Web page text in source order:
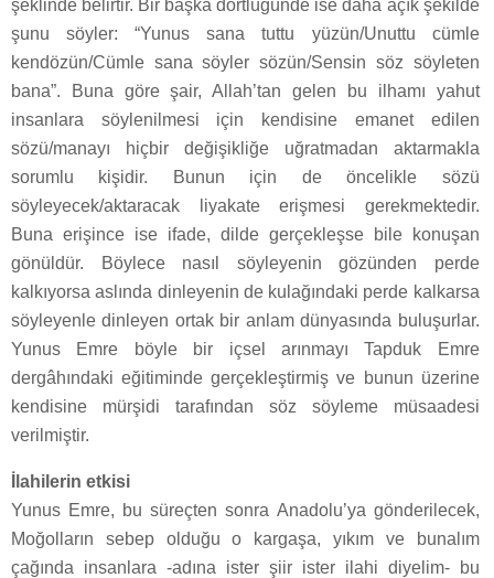
şeklinde belirtir. Bir başka dörtlüğünde ise daha açık şekilde
şunu söyler: “Yunus sana tuttu yüzün/Unuttu cümle
kendözün/Cümle sana söyler sözün/Sensin söz söyleten
bana”. Buna göre şair, Allah’tan gelen bu ilhamı yahut
insanlara söylenilmesi için kendisine emanet edilen
sözü/manayı hiçbir değişikliğe uğratmadan aktarmakla
sorumlu kişidir. Bunun için de öncelikle sözü
söyleyecek/aktaracak liyakate erişmesi gerekmektedir.
Buna erişince ise ifade, dilde gerçekleşse bile konuşan
gönüldür. Böylece nasıl söyleyenin gözünden perde
kalkıyorsa aslında dinleyenin de kulağındaki perde kalkarsa
söyleyenle dinleyen ortak bir anlam dünyasında buluşurlar.
Yunus Emre böyle bir içsel arınmayı Tapduk Emre
dergâhındaki eğitiminde gerçekleştirmiş ve bunun üzerine
kendisine mürşidi tarafından söz söyleme müsaadesi
verilmiştir.
İlahilerin etkisi
Yunus Emre, bu süreçten sonra Anadolu’ya gönderilecek,
Moğolların sebep olduğu o kargaşa, yıkım ve bunalım
çağında insanlara -adına ister şiir ister ilahi diyelim- bu